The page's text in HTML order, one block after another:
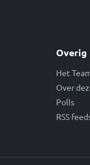
Overig
Het
Over
Polls
RSS